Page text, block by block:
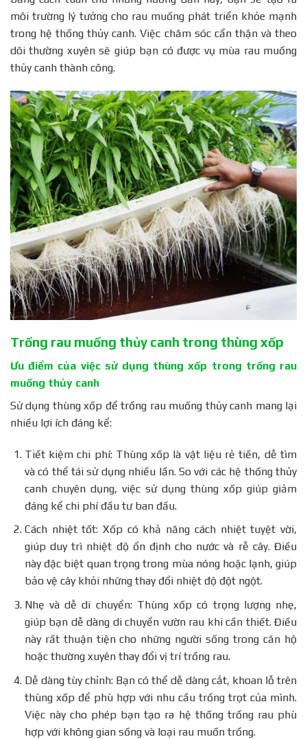
môi trường lý tưởng cho rau muống phát triển khỏe mạnh
trong hệ thống thủy canh. Việc chăm sóc cẩn thận và theo
dõi thường xuyên sẽ giúp bạn có được vụ mùa rau muống
thủy canh thành công.
Trồng rau muống thủy canh trong thùng xốp
Ưu điểm của việc sử dụng thùng xốp trong trồng rau
muống thủy canh
Sử dụng thùng xốp để trồng rau muống thủy canh mang lại
nhiều lợi ích đáng kể:
Tiết kiệm chi phí: Thùng xốp là vật liệu rẻ tiền, dễ tìm
và có thể tái sử dụng nhiều lần. So với các hệ thống thủy
canh chuyên dụng, việc sử dụng thùng xốp giúp giảm
đáng kể chi phí đầu tư ban đầu.
Cách nhiệt tốt: Xốp có khả năng cách nhiệt tuyệt vời,
giúp duy trì nhiệt độ ổn định cho nước và rễ cây. Điều
này đặc biệt quan trọng trong mùa nóng hoặc lạnh, giúp
bảo vệ cây khỏi những thay đổi nhiệt độ đột ngột.
Nhẹ và dễ di chuyển: Thùng xốp có trọng lượng nhẹ,
giúp bạn dễ dàng di chuyển vườn rau khi cần thiết. Điều
này rất thuận tiện cho những người sống trong căn hộ
hoặc thường xuyên thay đổi vị trí trồng rau.
Dễ dàng tùy chỉnh: Bạn có thể dễ dàng cắt, khoan lỗ trên
thùng xốp để phù hợp với nhu cầu trồng trọt của mình.
Việc này cho phép bạn tạo ra hệ thống trồng rau phù
hợp với không gian sống và loại rau muốn trồng.